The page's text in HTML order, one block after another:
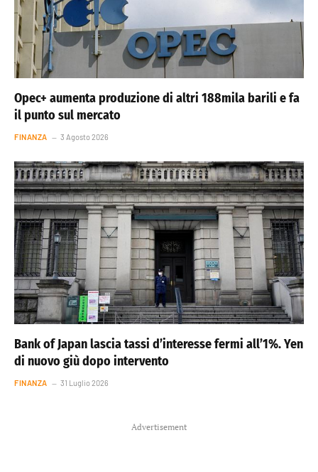
Opec+ aumenta produzione di altri 188mila barili e fa
il punto sul mercato
FINANZA 3 Agosto 2026
Bank of Japan lascia tassi d’interesse fermi all’1%. Yen
di nuovo giù dopo intervento
FINANZA 31 Luglio 2026
Advertisement